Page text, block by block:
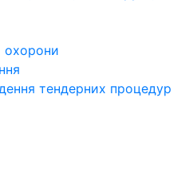
охорони
тендерних процедур